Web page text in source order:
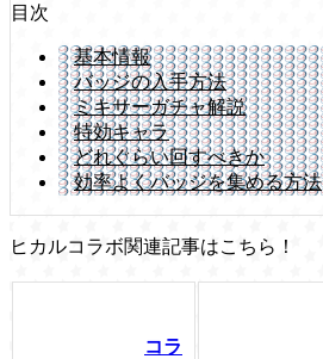
目次
基本情報
バッジの入手方法
ミキサーガチャ解説
特効キャラ
どれぐらい回すべきか
効率よくバッジを集める方法
ヒカルコラボ関連記事はこちら！
コラ